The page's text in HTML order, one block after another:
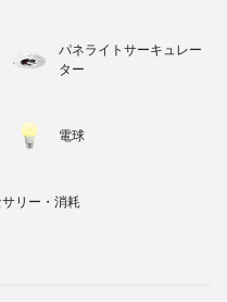
パネライトサーキュレー
ター
電球
リー・消耗